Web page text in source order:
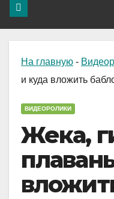
На главную -
и куда вложить
ВИДЕОРОЛИКИ
Жека,